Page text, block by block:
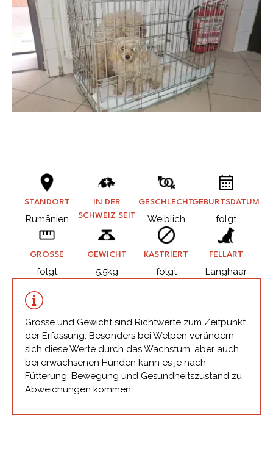
STANDORT
Rumänien
IN DER
SCHWEIZ SEIT
GESCHLECHT
Weiblich
GEBURTSDATUM
folgt
GRÖSSE
folgt
GEWICHT
5.5kg
KASTRIERT
folgt
FELLART
Langhaar
Grösse und Gewicht sind Richtwerte zum Zeitpunkt
der Erfassung. Besonders bei Welpen verändern
sich diese Werte durch das Wachstum, aber auch
bei erwachsenen Hunden kann es je nach
Fütterung, Bewegung und Gesundheitszustand zu
Abweichungen kommen.